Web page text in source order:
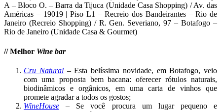
A – Bloco O. – Barra da Tijuca (Unidade Casa Shopping) / Av. das
Américas – 19019 | Piso L1 – Recreio dos Bandeirantes – Rio de
Janeiro (Recreio Shopping) / R. Gen. Severiano, 97 – Botafogo –
Rio de Janeiro (Unidade Casa & Gourmet)
//Melhor Wine bar
Cru Natural– Esta belíssima novidade, em Botafogo, veio
com uma proposta bem bacana: oferecer rótulos naturais,
biodinâmicos e orgânicos, em uma carta de vinhos que
promete agradar a todos os gostos;
WineHouse – Se você procura um lugar pequeno e